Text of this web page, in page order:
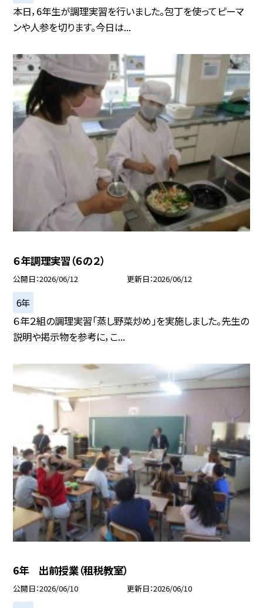
本日，6年生が調理実習を行いました。包丁を使ってピーマ
ンや人参を切ります。今日は...
６年調理実習（６の２）
公開日 2026/06/12 更新日 2026/06/12
6年
６年２組の調理実習「蒸し野菜炒め」を実施しました。先生の
説明や掲示物を参考に，こ...
6年 出前授業（租税教室）
公開日 2026/06/10 更新日 2026/06/10